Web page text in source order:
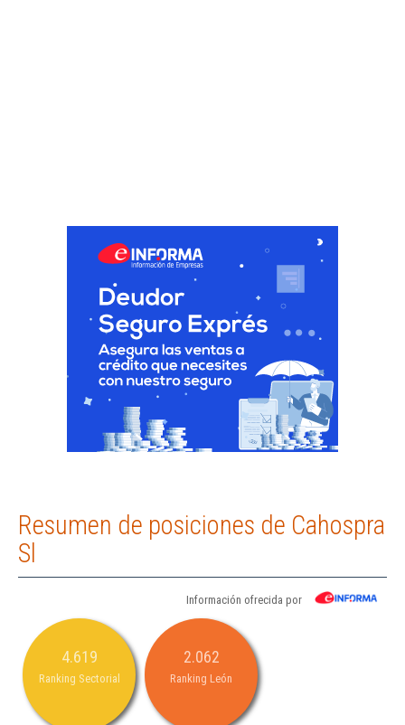
Resumen de posiciones de Cahospra
Sl
Información ofrecida por
4.619
Ranking Sectorial
2.062
Ranking León